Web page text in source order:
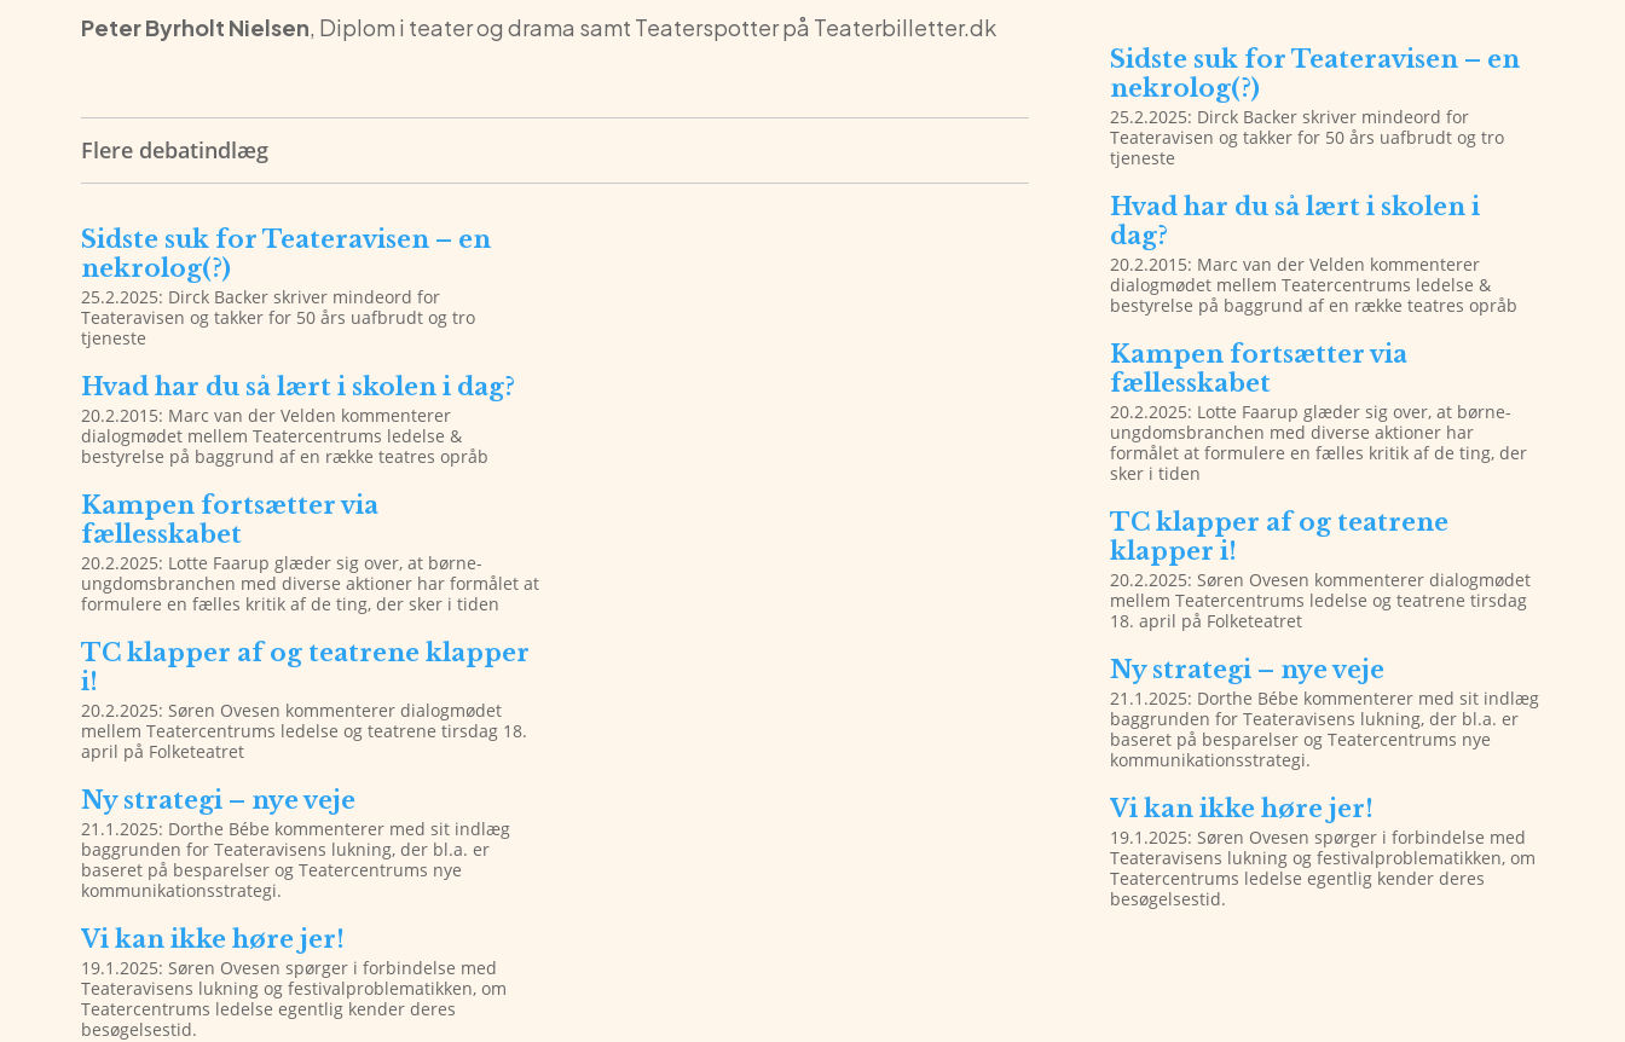
Peter Byrholt Nielsen, Diplom i teater og drama samt Teaterspotter på Teaterbilletter.dk
Flere debatindlæg
Sidste suk for Teateravisen – en
nekrolog(?)
25.2.2025: Dirck Backer skriver mindeord for
Teateravisen og takker for 50 års uafbrudt og tro
tjeneste
Hvad har du så lært i skolen i dag?
20.2.2015: Marc van der Velden kommenterer
dialogmødet mellem Teatercentrums ledelse &
bestyrelse på baggrund af en række teatres opråb
Kampen fortsætter via
fællesskabet
20.2.2025: Lotte Faarup glæder sig over, at børne-
ungdomsbranchen med diverse aktioner har formålet at
formulere en fælles kritik af de ting, der sker i tiden
TC klapper af og teatrene klapper
i!
20.2.2025: Søren Ovesen kommenterer dialogmødet
mellem Teatercentrums ledelse og teatrene tirsdag 18.
april på Folketeatret
Ny strategi – nye veje
21.1.2025: Dorthe Bébe kommenterer med sit indlæg
baggrunden for Teateravisens lukning, der bl.a. er
baseret på besparelser og Teatercentrums nye
kommunikationsstrategi.
Vi kan ikke høre jer!
19.1.2025: Søren Ovesen spørger i forbindelse med
Teateravisens lukning og festivalproblematikken, om
Teatercentrums ledelse egentlig kender deres
besøgelsestid.
Sidste suk for Teateravisen – en
nekrolog(?)
25.2.2025: Dirck Backer skriver mindeord for
Teateravisen og takker for 50 års uafbrudt og tro
tjeneste
Hvad har du så lært i skolen i
dag?
20.2.2015: Marc van der Velden kommenterer
dialogmødet mellem Teatercentrums ledelse &
bestyrelse på baggrund af en række teatres opråb
Kampen fortsætter via
fællesskabet
20.2.2025: Lotte Faarup glæder sig over, at børne-
ungdomsbranchen med diverse aktioner har
formålet at formulere en fælles kritik af de ting, der
sker i tiden
TC klapper af og teatrene
klapper i!
20.2.2025: Søren Ovesen kommenterer dialogmødet
mellem Teatercentrums ledelse og teatrene tirsdag
18. april på Folketeatret
Ny strategi – nye veje
21.1.2025: Dorthe Bébe kommenterer med sit indlæg
baggrunden for Teateravisens lukning, der bl.a. er
baseret på besparelser og Teatercentrums nye
kommunikationsstrategi.
Vi kan ikke høre jer!
19.1.2025: Søren Ovesen spørger i forbindelse med
Teateravisens lukning og festivalproblematikken, om
Teatercentrums ledelse egentlig kender deres
besøgelsestid.